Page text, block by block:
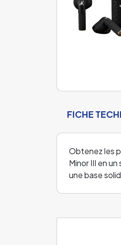
FICHE
Obtenez les
Minor III en
une base